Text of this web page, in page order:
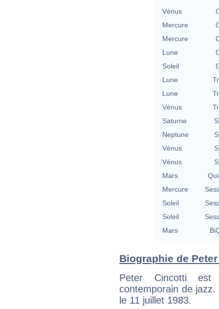
Vénus
Mercure
Mercure
Lune
Soleil
Lune
Lune
Vénus
Saturne
Neptune
Vénus
Vénus
Mars
Mercure
Soleil
Soleil
Mars
Biographie de
Peter Cincotti est
contemporain de
le 11 juillet 1983.